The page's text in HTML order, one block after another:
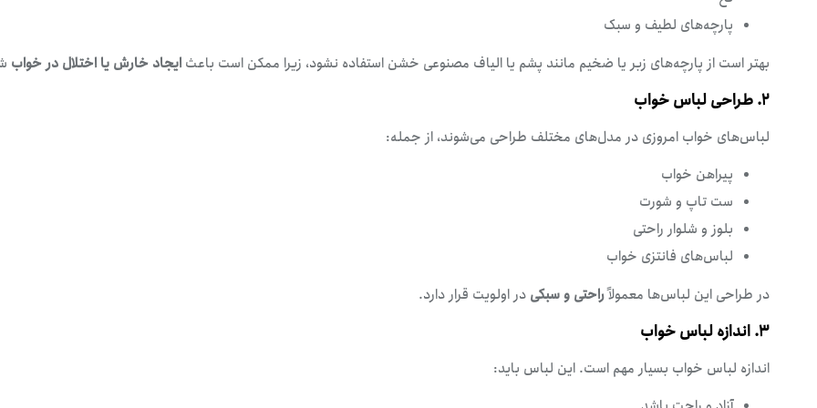
پارچه‌های لطیف و سبک
بهتر است از پارچه‌های زبر یا ضخیم مانند پشم یا الیاف مصنوعی خشن استفاده نشود، زیرا ممکن است باعث ایجاد خارش یا اختلال در خواب
۲. طراحی لباس خواب
لباس‌های خواب امروزی در مدل‌های مختلف طراحی می‌شوند، از جمله:
پیراهن خواب
ست تاپ و شورت
بلوز و شلوار راحتی
لباس‌های فانتزی خواب
در طراحی این لباس‌ها معمولاًراحتی و سبکی در اولویت قرار دارد.
۳. اندازه لباس خواب
اندازه لباس خواب بسیار مهم است. این لباس باید: